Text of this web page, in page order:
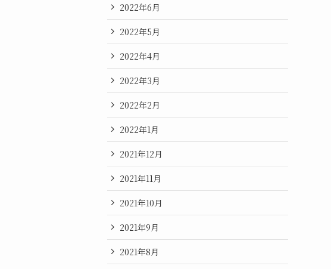
2022年6月
2022年5月
2022年4月
2022年3月
2022年2月
2022年1月
2021年12月
2021年11月
2021年10月
2021年9月
2021年8月